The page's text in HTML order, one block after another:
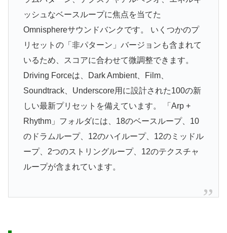
ッシュなベースループに焦点を当てた
Omnisphereサウンドバンクです。 いくつかのプ
リセットの「非パターン」バージョンも含まれて
いるため、スコアに合わせて微調整できます。
Driving Forceは、Dark Ambient、Film、
Soundtrack、Underscore用に設計された100の新
しい最新プリセットを備えています。 「Arp +
Rhythm」フォルダには、18のベースループ、10
のドラムループ、12のハイループ、12のミッドル
ープ、2つのストリングループ、12のテクスチャ
ループが含まれています。